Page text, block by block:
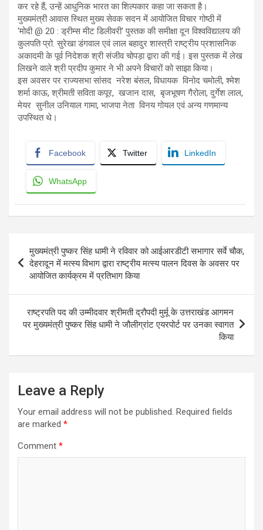
कर रहे हैं, उन्हें आधुनिक भारत का शिल्पकार कहा जा सकता है।
मुख्यमंत्री आवास स्थित मुख्य सेवक सदन में आयोजित विचार गोष्ठी में
‘मोदी @ 20 : ड्रीम्स मीट डिलीवरी’ पुस्तक की समीक्षा दून विश्वविद्यालय की
कुलपति प्रो. सुरेखा डंगवाल एवं लाल बहादुर शास्त्री राष्ट्रीय प्रशासनिक
अकादमी के पूर्व निदेशक श्री संजीव चोपड़ा द्वारा की गई। इस पुस्तक में लेख
लिखने वाले श्री प्रदीप कुमार ने भी अपने विचारों को साझा किया।
इस अवसर पर राज्यसभा सांसद नरेश बंसल, विधायक विनोद चमोली, श्मेश
शर्मा काऊ, श्रीमती सविता कपूर, खजान दास, बृजभूषण गैरोला, दुर्गेश लाल,
मेयर सुनील उनियाल गामा, भाजपा नेता विनय गोयल एवं अन्य गणमान्य
उपस्थित थे।
Facebook Twitter LinkedIn
WhatsApp
navigation
मुख्यमंत्री पुष्कर सिंह धामी ने रविवार को आईआरडीटी सभागार सर्वे चौक,
देहरादून में मत्स्य विभाग द्वारा राष्ट्रीय मत्स्य पालन दिवस के अवसर पर
आयोजित कार्यक्रम में प्रतिभाग किया
राष्ट्रपति पद की उम्मीदवार श्रीमती द्रौपदी मुर्मू के उत्तराखंड आगमन
पर मुख्यमंत्री पुष्कर सिंह धामी ने जौलीग्रांट एयरपोर्ट पर उनका स्वागत
किया
Leave a Reply
Your email address will not be published. Required fields
are marked *
Comment *